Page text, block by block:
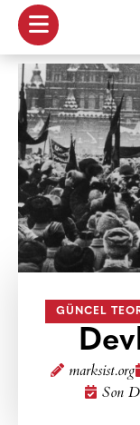
GÜNCEL
marksist.org
Son